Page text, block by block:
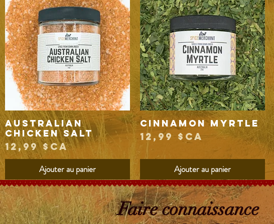
Aperçu rapide
Australian
Chicken Salt
Prix
12,99 $CA
Ajouter au panier
Aperçu rapide
Cinnamon Myrtle
Prix
12,99 $CA
Ajouter au panier
Faire connaissance